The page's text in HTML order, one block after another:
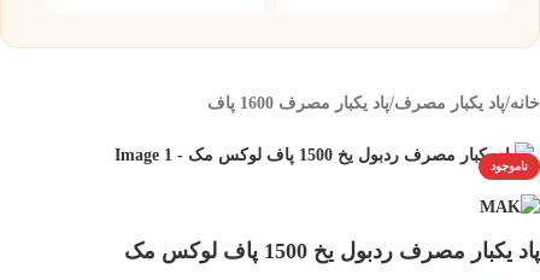
خانه/پاد یکبار مصرف/پاد یکبار مصرف 1600 پاف
ناموجود
پاد یکبار مصرف ردبول یخ 1500 پاف لوکس مک